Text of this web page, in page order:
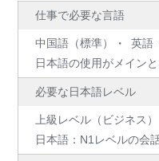
仕事で必要な言語
中国語（標準） 英語
日本語の使用がメインと
必要な日本語レベル
上級レベル（ビジネス）
日本語：N1レベルの会